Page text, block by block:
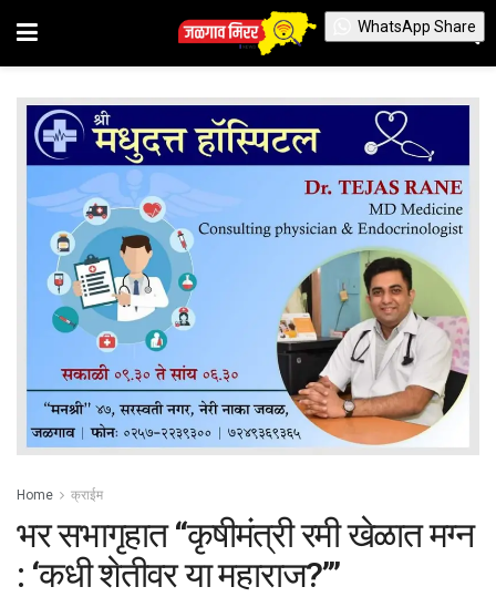
Home क्राईम
भर सभागृहात “कृषीमंत्री रमी खेळात मग्न
: ‘कधी शेतीवर या महाराज?’”
WhatsApp Share